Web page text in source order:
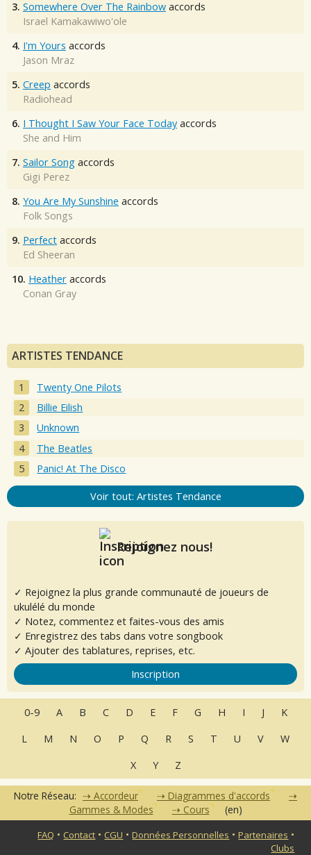
3. Somewhere Over The Rainbow accords
Israel Kamakawiwo'ole
4. I'm Yours accords
Jason Mraz
5. Creep accords
Radiohead
6. I Thought I Saw Your Face Today accords
She and Him
7. Sailor Song accords
Gigi Perez
8. You Are My Sunshine accords
Folk Songs
9. Perfect accords
Ed Sheeran
10. Heather accords
Conan Gray
ARTISTES TENDANCE
Twenty One Pilots
Billie Eilish
Unknown
The Beatles
Panic! At The Disco
Voir tout: Artistes Tendance
Rejoignez nous!
✓ Rejoignez la plus grande communauté de joueurs de
ukulélé du monde
✓ Notez, commentez et faites-vous des amis
✓ Enregistrez des tabs dans votre songbook
✓ Ajouter des tablatures, reprises, etc.
Inscription
0-9 A B C D E F G H I J
K
L
M N O P Q R S T U V
W
X
Y Z
Notre Réseau: Accordeur
Diagrammes d'accords
Gammes & Modes
Cours (en)
FAQ • Contact • CGU •Données Personnelles •Partenaires •
Clubs